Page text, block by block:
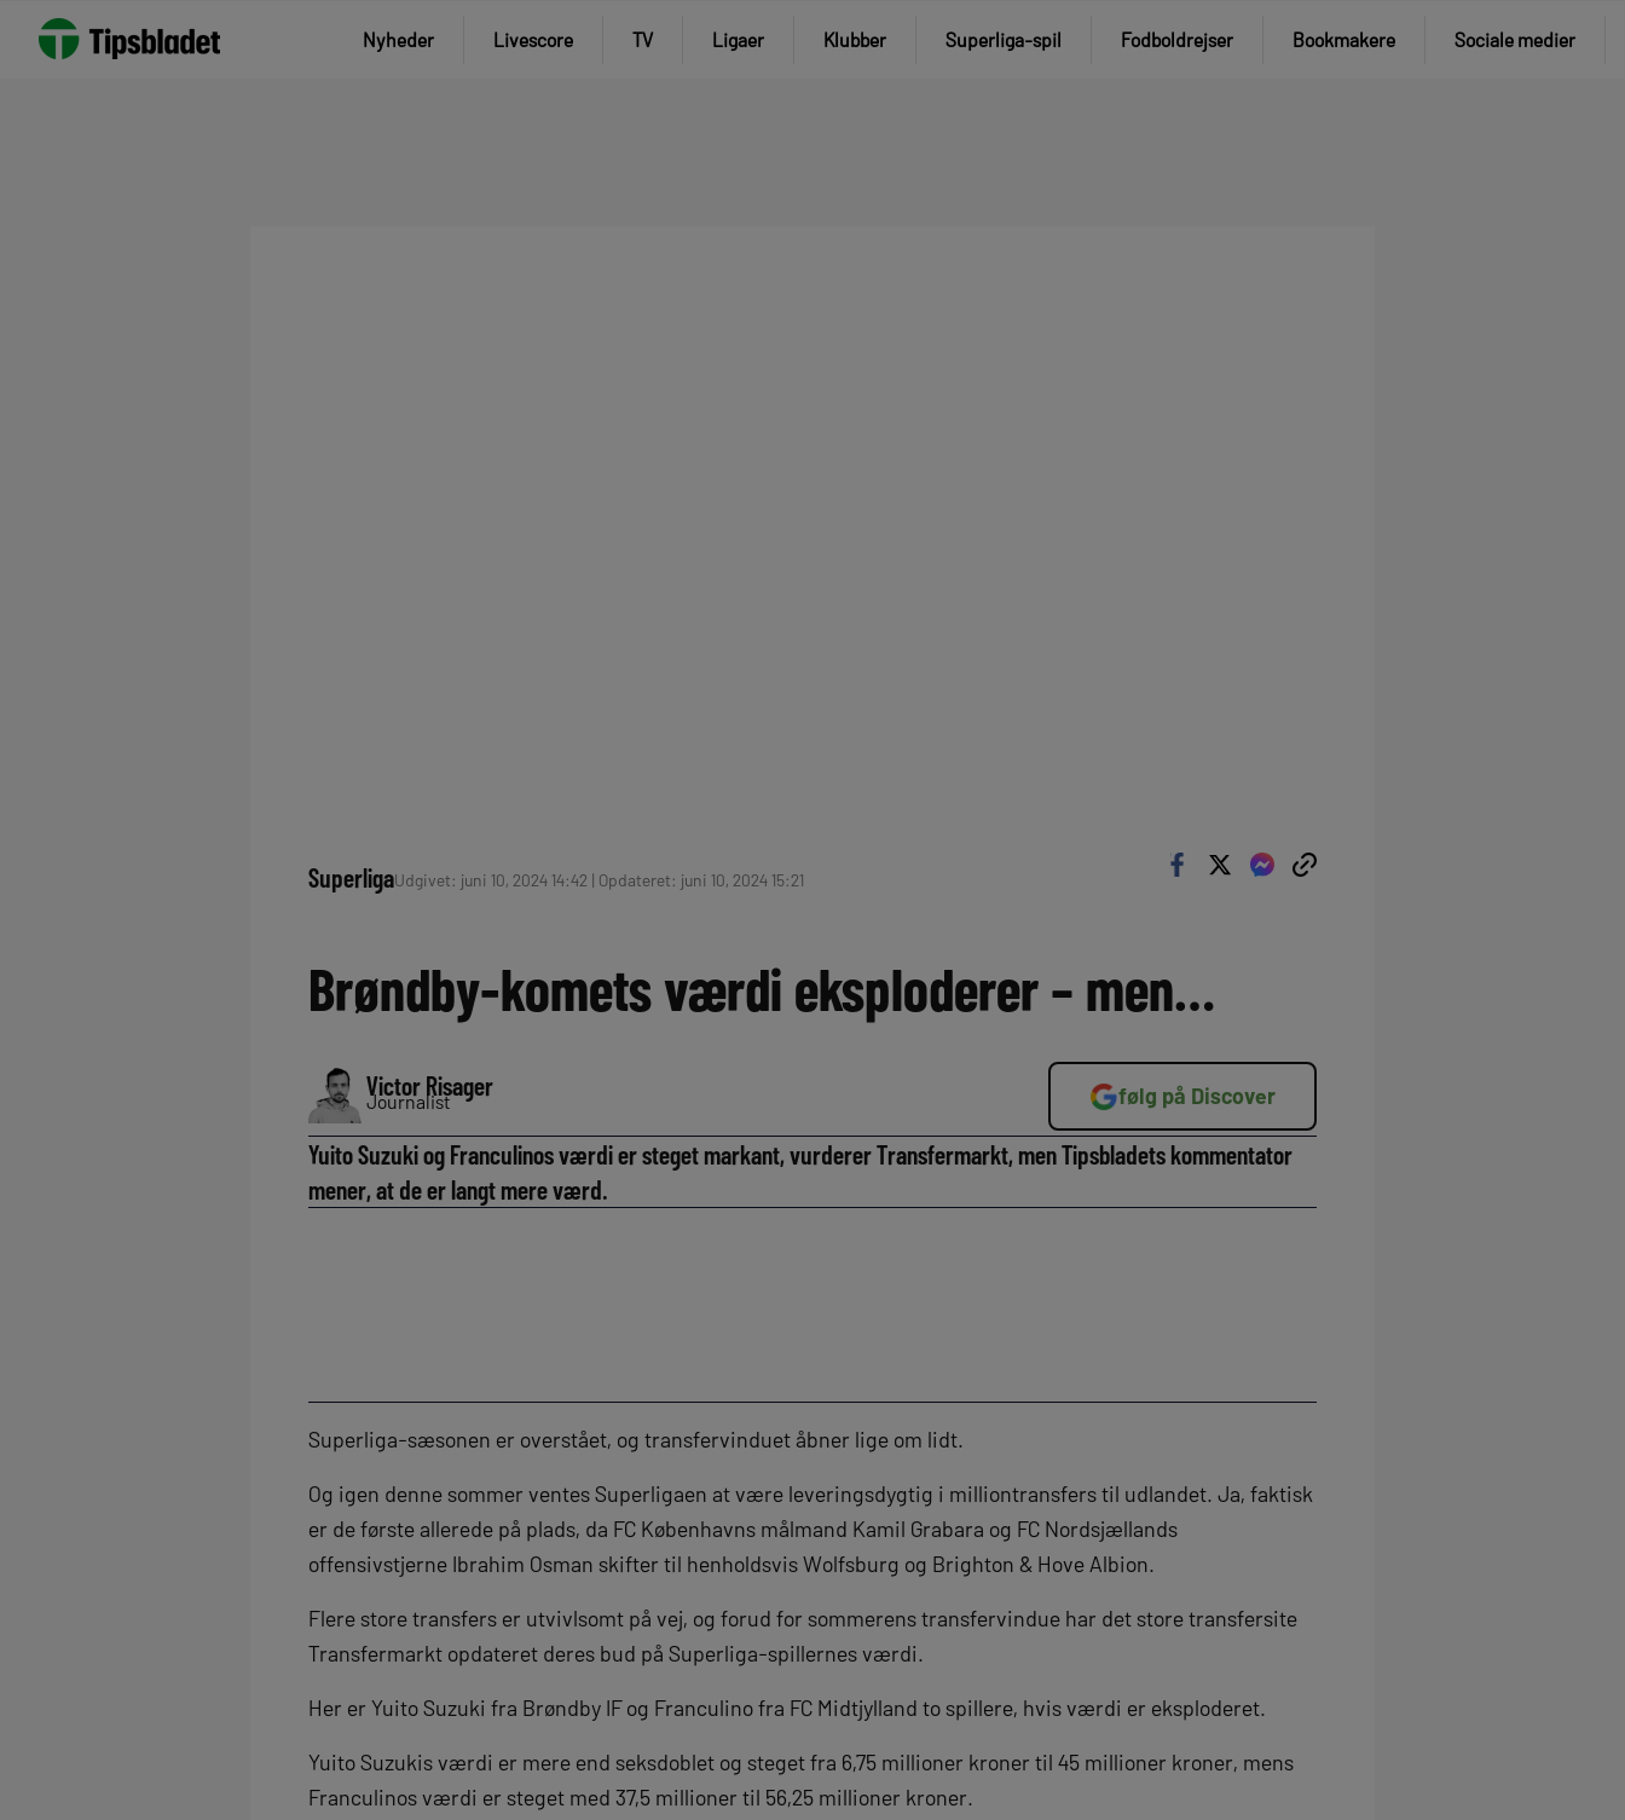
Nyheder Livescore TV Ligaer Klubber Superliga-spil Fodboldrejser Bookmakere Sociale medier
SuperligaUdgivet: juni 10, 2024 14:42 | Opdateret: juni 10, 2024 15:21
Brøndby-komets værdi eksploderer – men…
Victor Risager
Journalist følg på Discover
Yuito Suzuki og Franculinos værdi er steget markant, vurderer Transfermarkt, men Tipsbladets kommentator
mener, at de er langt mere værd.
Superliga-sæsonen er overstået, og transfervinduet åbner lige om lidt.
Og igen denne sommer ventes Superligaen at være leveringsdygtig i milliontransfers til udlandet. Ja, faktisk
er de første allerede på plads, da FC Københavns målmand Kamil Grabara og FC Nordsjællands
offensivstjerne Ibrahim Osman skifter til henholdsvis Wolfsburg og Brighton & Hove Albion.
Flere store transfers er utvivlsomt på vej, og forud for sommerens transfervindue har det store transfersite
Transfermarkt opdateret deres bud på Superliga-spillernes værdi.
Her er Yuito Suzuki fra Brøndby IF og Franculino fra FC Midtjylland to spillere, hvis værdi er eksploderet.
Yuito Suzukis værdi er mere end seksdoblet og steget fra 6,75 millioner kroner til 45 millioner kroner, mens
Franculinos værdi er steget med 37,5 millioner til 56,25 millioner kroner.